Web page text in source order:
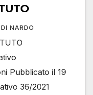
NARDO
Pubblicato il 19
36/2021